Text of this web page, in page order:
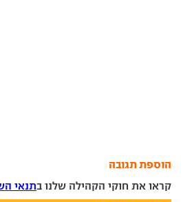
הוספת תגובה
קראו את חוקי הקהילה שלנו בתנאי